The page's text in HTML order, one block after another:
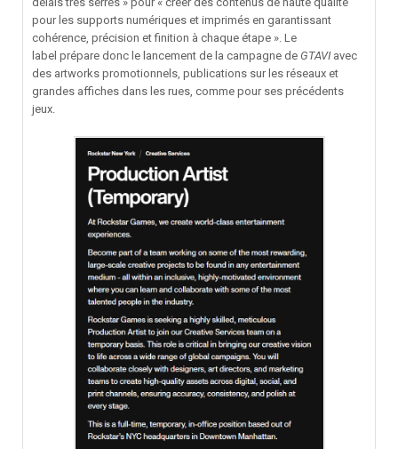
pour les supports numériques et imprimés en garantissant
cohérence, précision et finition à chaque étape ». Le
label prépare donc le lancement de la campagne de GTAVIavec
des artworks promotionnels, publications sur les réseaux et
grandes affiches dans les rues, comme pour ses précédents
jeux.